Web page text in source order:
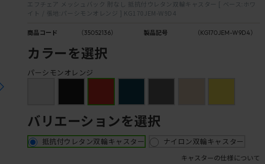
エフチェア メッシュバック 肘なし 抵抗付ウレタン双輪キャスター [ ベース:ホワ
イト / 張地:パーシモンオレンジ ] KG170JEM-W9D4
商品コード （35052136） 製品記号 （KG170JEM-W9D4）
カラーを選択
パーシモンオレンジ
バリエーションを選択
抵抗付ウレタン双輪キャスター ナイロン双輪キャスター
キャスターの仕様について